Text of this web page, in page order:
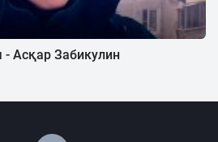
- Асқар Забикулин